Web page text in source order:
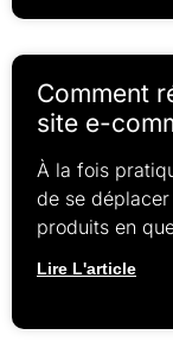
Comment
site e-
À la fois
de se
produits en
Lire L'article